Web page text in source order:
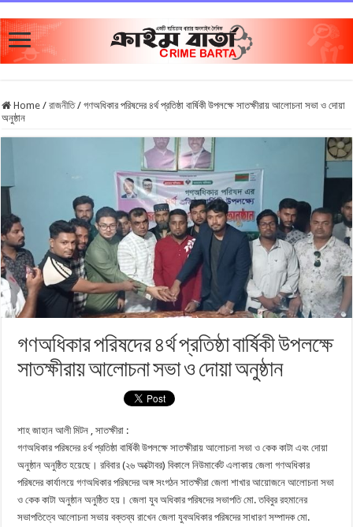
Home / রাজনীতি / গণঅধিকার পরিষদের ৪র্থ প্রতিষ্ঠা বার্ষিকী উপলক্ষে সাতক্ষীরায় আলোচনা সভা ও দোয়া
অনুষ্ঠান
গণঅধিকার পরিষদের ৪র্থ প্রতিষ্ঠা বার্ষিকী উপলক্ষে
সাতক্ষীরায় আলোচনা সভা ও দোয়া অনুষ্ঠান
শাহ জাহান আলী মিটন , সাতক্ষীরা :
গণঅধিকার পরিষদের ৪র্থ প্রতিষ্ঠা বার্ষিকী উপলক্ষে সাতক্ষীরায় আলোচনা সভা ও কেক কাটা এবং দোয়া
অনুষ্ঠান অনুষ্ঠিত হয়েছে। রবিবার (২৬ অক্টোবর) বিকালে নিউমার্কেট এলাকায় জেলা গণঅধিকার
পরিষদের কার্যালয়ে গণঅধিকার পরিষদের অঙ্গ সংগঠন সাতক্ষীরা জেলা শাখার আয়োজনে আলোচনা সভা
ও কেক কাটা অনুষ্ঠান অনুষ্ঠিত হয়। জেলা যুব অধিকার পরিষদের সভাপতি মো. তবিবুর রহমানের
সভাপতিত্বে আলোচনা সভায় বক্তব্য রাখেন জেলা যুবঅধিকার পরিষদের সাধারণ সম্পাদক মো.